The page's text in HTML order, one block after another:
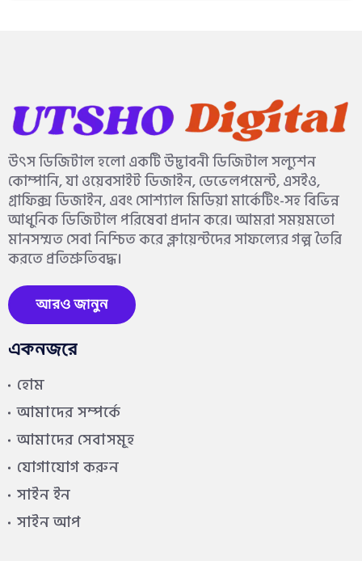
উৎস ডিজিটাল হলো একটি উদ্ভাবনী ডিজিটাল সল্যুশন
কোম্পানি, যা ওয়েবসাইট ডিজাইন, ডেভেলপমেন্ট, এসইও,
গ্রাফিক্স ডিজাইন, এবং সোশ্যাল মিডিয়া মার্কেটিং-সহ বিভিন্ন
আধুনিক ডিজিটাল পরিষেবা প্রদান করে। আমরা সময়মতো
মানসম্মত সেবা নিশ্চিত করে ক্লায়েন্টদের সাফল্যের গল্প তৈরি
করতে প্রতিশ্রুতিবদ্ধ।
আরও জানুন
একনজরে
হোম
আমাদের সম্পর্কে
আমাদের সেবাসমূহ
যোগাযোগ করুন
সাইন ইন
সাইন আপ